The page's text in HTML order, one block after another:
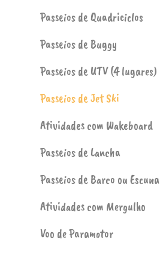
Passeios de Quadriciclos
Passeios de Buggy
Passeios de UTV (4 lugares)
Passeios de Jet Ski
Atividades com Wakeboard
Passeios de Lancha
Passeios de Barco ou Escuna
Atividades com Mergulho
Voo de Paramotor